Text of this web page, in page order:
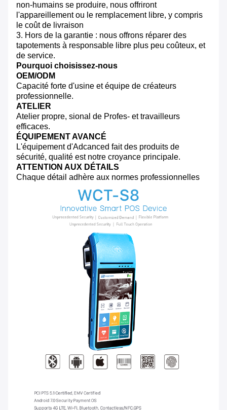
non-humains se produire, nous offriront
l'appareillement ou le remplacement libre, y compris
le coût de livraison
3. Hors de la garantie : nous offrons réparer des
tapotements à responsable libre plus peu coûteux, et
de service.
Pourquoi choisissez-nous
OEM/ODM
Capacité forte d'usine et équipe de créateurs
professionnelle.
ATELIER
Atelier propre, sional de Profes- et travailleurs
efficaces.
ÉQUIPEMENT AVANCÉ
L'équipement d'Adcanced fait des produits de
sécurité, qualité est notre croyance principale.
ATTENTION AUX DÉTAILS
Chaque détail adhère aux normes professionnelles